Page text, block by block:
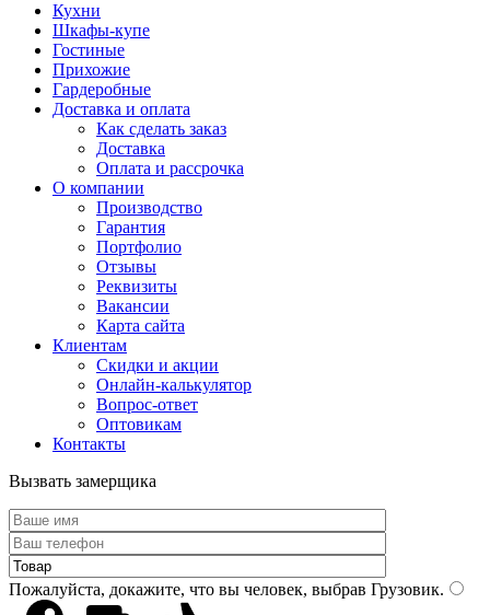
Кухни
Шкафы-купе
Гостиные
Прихожие
Гардеробные
Доставка и оплата
Как сделать заказ
Доставка
Оплата и рассрочка
О компании
Производство
Гарантия
Портфолио
Отзывы
Реквизиты
Вакансии
Карта сайта
Клиентам
Скидки и акции
Онлайн-калькулятор
Вопрос-ответ
Оптовикам
Контакты
Вызвать замерщика
Пожалуйста, докажите, что вы человек, выбрав Грузовик.